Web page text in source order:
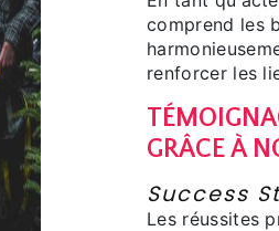
comprend les
renforcer les
GRÂCE À
Success
Les réussites